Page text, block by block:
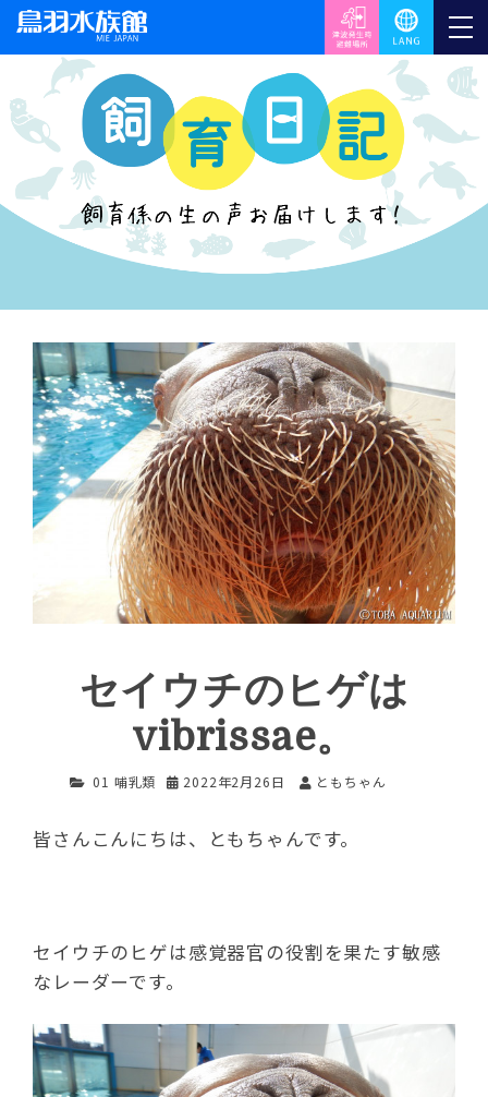
セイウチのヒゲは
vibrissae。
01 哺乳類 2022年2月26日 ともちゃん
皆さんこんにちは、ともちゃんです。
セイウチのヒゲは感覚器官の役割を果たす敏感
なレーダーです。